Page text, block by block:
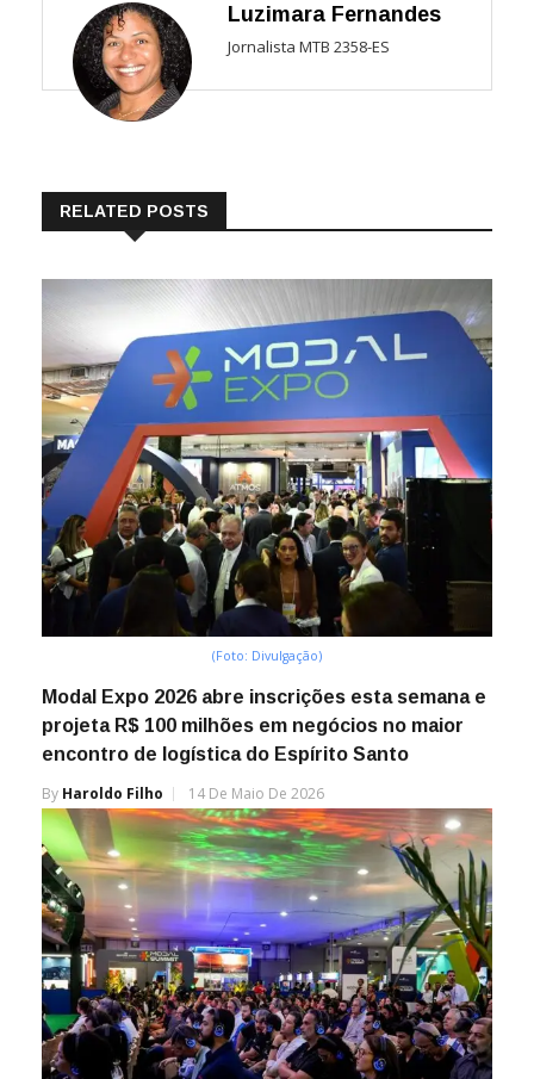
Luzimara Fernandes
Jornalista MTB 2358-ES
RELATED POSTS
(Foto: Divulgação)
Modal Expo 2026 abre inscrições esta semana e
projeta R$ 100 milhões em negócios no maior
encontro de logística do Espírito Santo
By Haroldo Filho 14 De Maio De 2026